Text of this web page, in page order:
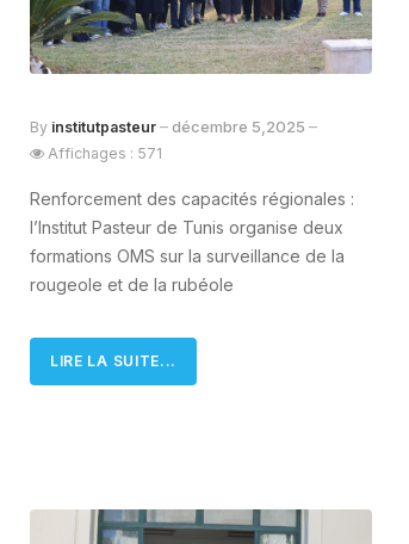
By institutpasteur décembre 5,2025
Affichages : 571
Renforcement des capacités régionales :
l’Institut Pasteur de Tunis organise deux
formations OMS sur la surveillance de la
rougeole et de la rubéole
LIRE LA SUITE...